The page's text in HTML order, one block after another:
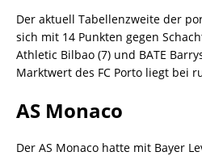
Der aktuell Tabellenzweite der
sich mit 14 Punkten gegen
Athletic Bilbao (7) und BATE
Marktwert des FC Porto liegt bei
AS Monaco
Der AS Monaco hatte mit Bayer